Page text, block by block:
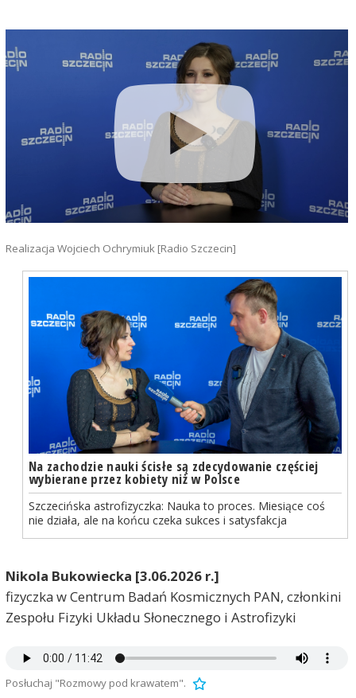
Realizacja Wojciech Ochrymiuk [Radio Szczecin]
Na zachodzie nauki ścisłe są zdecydowanie częściej
wybierane przez kobiety niż w Polsce
Szczecińska astrofizyczka: Nauka to proces. Miesiące coś
nie działa, ale na końcu czeka sukces i satysfakcja
Nikola Bukowiecka [3.06.2026 r.]
fizyczka w Centrum Badań Kosmicznych PAN, członkini
Zespołu Fizyki Układu Słonecznego i Astrofizyki
Posłuchaj "Rozmowy pod krawatem".